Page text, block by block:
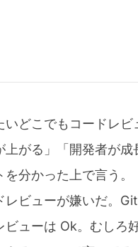
いどこでもコードレ
上がる」「開発者が
を分かった上で言う。
レビューが嫌いだ。
ビューは Ok。むしろ